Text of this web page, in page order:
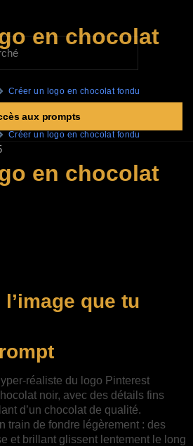
aux prompts
en chocolat
Créer un logo en chocolat fondu
Créer un logo en chocolat fondu
en chocolat
que tu
réaliste du logo Pinterest
noir, avec des détails fins
d’un chocolat de qualité.
train de fondre légèrement : des
et brillant glissent lentement le long